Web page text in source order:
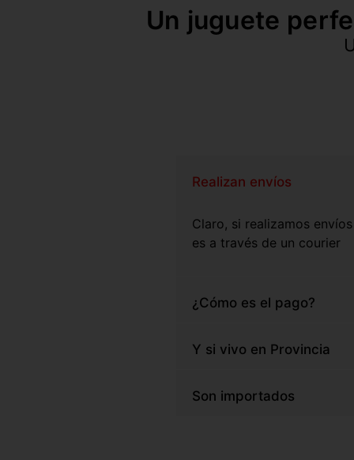
Un juguete
Realizan envíos
Claro, si realizamos
es a través de un courier
¿Cómo es el pago?
Y si vivo en Provincia
Son importados